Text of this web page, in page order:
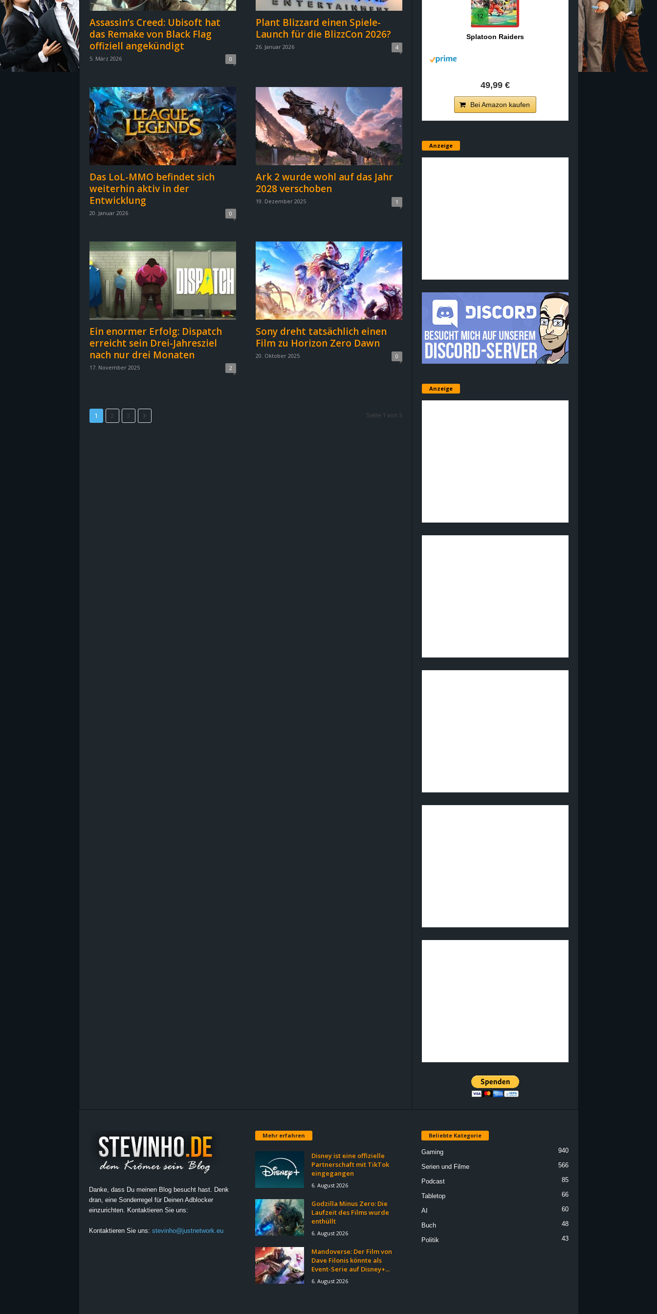
z
e
i
h
n
e
e
r
l
g
!
Assassin’s Creed: Ubisoft hat
das Remake von Black Flag
offiziell angekündigt
5. März 2026 0
Plant Blizzard einen Spiele-
Launch für die BlizzCon 2026?
26. Januar 2026 4
Das LoL-MMO befindet sich
weiterhin aktiv in der
Entwicklung
20. Januar 2026 0
Ark 2 wurde wohl auf das Jahr
2028 verschoben
19. Dezember 2025 1
Ein enormer Erfolg: Dispatch
erreicht sein Drei-Jahresziel
nach nur drei Monaten
17. November 2025 2
Sony dreht tatsächlich einen
Film zu Horizon Zero Dawn
20. Oktober 2025 0
1 2 3 Seite 1 von 3
Splatoon Raiders
49,99 €
Bei Amazon kaufen
Anzeige
Anzeige
Danke, dass Du meinen Blog besucht hast. Denk
dran, eine Sonderregel für Deinen Adblocker
einzurichten. Kontaktieren Sie uns:
Kontaktieren Sie uns: stevinho@justnetwork.eu
Mehr erfahren
Disney ist eine offizielle
Partnerschaft mit TikTok
eingegangen
6. August 2026
Godzilla Minus Zero: Die
Laufzeit des Films wurde
enthüllt
6. August 2026
Mandoverse: Der Film von
Dave Filonis könnte als
Event-Serie auf Disney+...
6. August 2026
Beliebte Kategorie
Gaming 940
Serien und Filme 566
Podcast 85
Tabletop 66
AI 60
Buch 48
Politik 43